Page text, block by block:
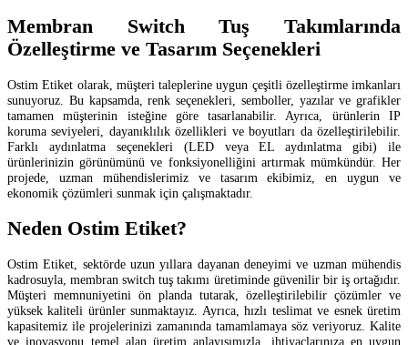
Membran Switch Tuş Takımlarında
Özelleştirme ve Tasarım Seçenekleri
Ostim Etiket olarak, müşteri taleplerine uygun çeşitli özelleştirme imkanları
sunuyoruz. Bu kapsamda, renk seçenekleri, semboller, yazılar ve grafikler
tamamen müşterinin isteğine göre tasarlanabilir. Ayrıca, ürünlerin IP
koruma seviyeleri, dayanıklılık özellikleri ve boyutları da özelleştirilebilir.
Farklı aydınlatma seçenekleri (LED veya EL aydınlatma gibi) ile
ürünlerinizin görünümünü ve fonksiyonelliğini artırmak mümkündür. Her
projede, uzman mühendislerimiz ve tasarım ekibimiz, en uygun ve
ekonomik çözümleri sunmak için çalışmaktadır.
Neden Ostim Etiket?
Ostim Etiket, sektörde uzun yıllara dayanan deneyimi ve uzman mühendis
kadrosuyla, membran switch tuş takımı üretiminde güvenilir bir iş ortağıdır.
Müşteri memnuniyetini ön planda tutarak, özelleştirilebilir çözümler ve
yüksek kaliteli ürünler sunmaktayız. Ayrıca, hızlı teslimat ve esnek üretim
kapasitemiz ile projelerinizi zamanında tamamlamaya söz veriyoruz. Kalite
ve inovasyonu temel alan üretim anlayışımızla, ihtiyaçlarınıza en uygun